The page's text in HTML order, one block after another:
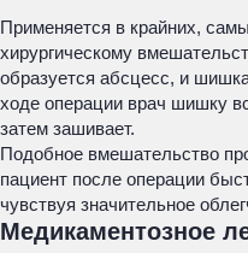
Применяется в крайних,
хирургическому
образуется абсцесс, и
ходе операции врач шишку
затем зашивает.
Подобное вмешательство
пациент после операции
чувствуя значительное
Медикаментозное